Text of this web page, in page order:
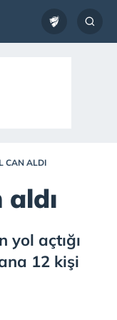
CAN ALDI
yol açtığı
12 kişi